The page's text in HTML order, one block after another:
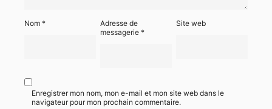
Nom *
Adresse de
messagerie*
Site web
Enregistrer mon nom, mon e-mail et mon site web dans le
navigateur pour mon prochain commentaire.